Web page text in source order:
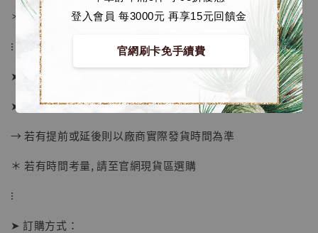
登入會員 每3000元 再享15元回饋金
官網刷卡免手續費
【店內現貨】海賊王 系列蒐藏雕像 布魯克達
摩 [7STARS Studio]
NT$ 1,500
＊ 刷卡免手續費
⁝
➤ 預購截止日：待工作室通知
➤ 預計發貨日：2027年1-3月 (僅供參考)
→ 若有提前或延後則以廠商實際發貨時間為準
＊ 若有時間考量, 請至官網現貨區選購
⁝
➤ 訂購方式：